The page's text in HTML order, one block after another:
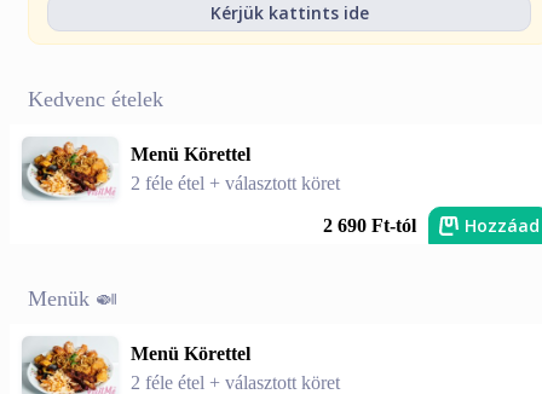
Kérjük kattints ide
Kedvenc ételek
Menü Körettel
2 féle étel + választott köret
2 690 Ft-tól Hozzáad
Menük 🍛
Menü Körettel
2 féle étel + választott köret